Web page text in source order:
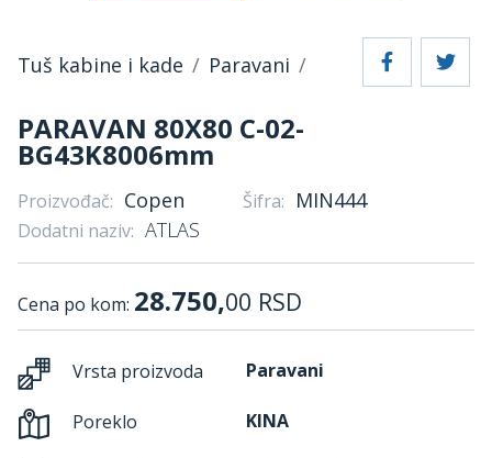
Tuš kabine i kade Paravani
PARAVAN 80X80 C-02-
BG43K8006mm
Proizvođač: Copen Šifra: MIN444
Dodatni naziv: ATLAS
Cena po kom: 28.750,00 RSD
Vrsta proizvoda Paravani
Poreklo KINA